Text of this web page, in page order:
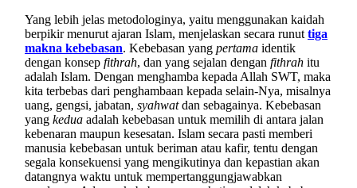
Yang lebih jelas metodologinya, yaitu menggunakan kaidah
berpikir menurut ajaran Islam, menjelaskan secara runut tiga
makna kebebasan. Kebebasan yang pertama identik
dengan konsep fithrah, dan yang sejalan dengan fithrah itu
adalah Islam. Dengan menghamba kepada Allah SWT, maka
kita terbebas dari penghambaan kepada selain-Nya, misalnya
uang, gengsi, jabatan, syahwatdan sebagainya. Kebebasan
yang kedua adalah kebebasan untuk memilih di antara jalan
kebenaran maupun kesesatan. Islam secara pasti memberi
manusia kebebasan untuk beriman atau kafir, tentu dengan
segala konsekuensi yang mengikutinya dan kepastian akan
datangnya waktu untuk mempertanggungjawabkan